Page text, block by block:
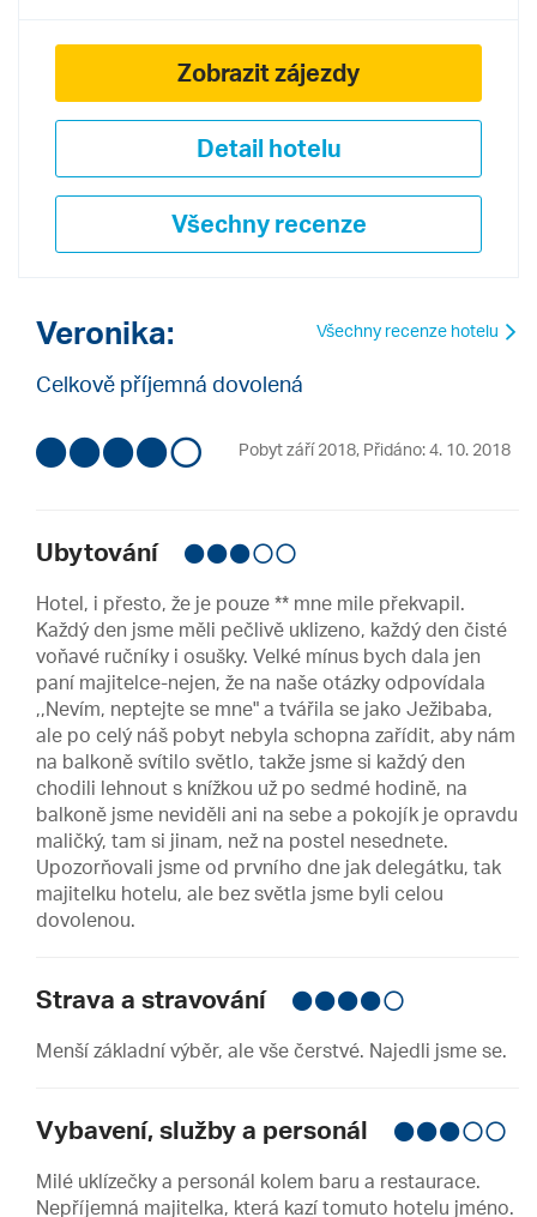
Zobrazit zájezdy
Detail hotelu
Všechny recenze
Všechny recenze hotelu
Veronika:
Celkově příjemná dovolená
Pobyt září 2018, Přidáno: 4. 10. 2018
Ubytování
Hotel, i přesto, že je pouze ** mne mile překvapil.
Každý den jsme měli pečlivě uklizeno, každý den čisté
voňavé ručníky i osušky. Velké mínus bych dala jen
paní majitelce-nejen, že na naše otázky odpovídala
,,Nevím, neptejte se mne" a tvářila se jako Ježibaba,
ale po celý náš pobyt nebyla schopna zařídit, aby nám
na balkoně svítilo světlo, takže jsme si každý den
chodili lehnout s knížkou už po sedmé hodině, na
balkoně jsme neviděli ani na sebe a pokojík je opravdu
maličký, tam si jinam, než na postel nesednete.
Upozorňovali jsme od prvního dne jak delegátku, tak
majitelku hotelu, ale bez světla jsme byli celou
dovolenou.
Strava a stravování
Menší základní výběr, ale vše čerstvé. Najedli jsme se.
Vybavení, služby a personál
Milé uklízečky a personál kolem baru a restaurace.
Nepříjemná majitelka, která kazí tomuto hotelu jméno.